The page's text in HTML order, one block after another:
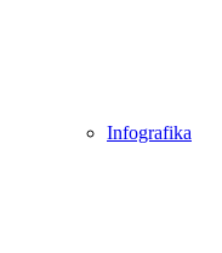
Infografika